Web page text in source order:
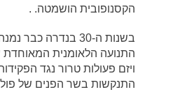
הקסנופובית הושמטה. .
בשנות ה-30 בנדרה
התנועה הלאומנית המאוחדת
ויזם פעולות טרור נגד
התנקשות בשר הפנים של